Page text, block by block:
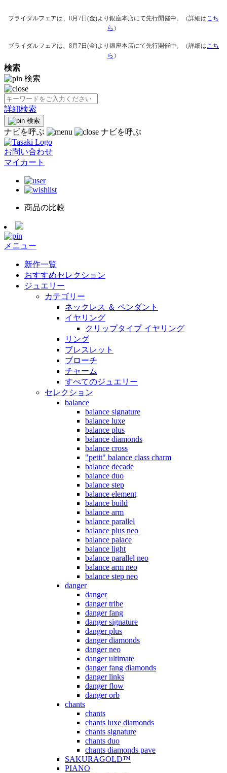
ブライダルフェアは、8月7日(金)より銀座本店にて先行開催中。（詳細はこち
ら ）
ブライダルフェアは、8月7日(金)より銀座本店にて先行開催中。（詳細はこち
ら ）
検索
検索
詳細検索
検索
ナビを呼ぶ ナビを呼ぶ
お問い合わせ
マイカート
商品の比較
メニュー
新作一覧
おすすめセレクション
ジュエリー
カテゴリー
ネックレス ＆ ペンダント
イヤリング
クリップタイプ イヤリング
リング
ブレスレット
ブローチ
チャーム
すべてのジュエリー
セレクション
balance
balance signature
balance luxe
balance plus
balance diamonds
balance cross
"petit" balance class charm
balance decade
balance duo
balance step
balance element
balance build
balance arm
balance parallel
balance plus neo
balance palace
balance light
balance parallel neo
balance arm neo
balance step neo
danger
danger
danger tribe
danger fang
danger signature
danger plus
danger diamonds
danger neo
danger ultimate
danger fang diamonds
danger links
danger flow
danger orb
chants
chants
chants luxe diamonds
chants signature
chants duo
chants diamonds pave
SAKURAGOLD™
PIANO